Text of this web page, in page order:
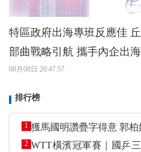
特區政府出海專班反應佳 丘應樺將率團訪大馬 港三
部曲戰略引航 攜手內企
08月08日 20:47:57
排行榜
1 獲馬國明
2 WTT橫濱冠軍賽｜國乒